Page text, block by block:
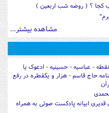
کجا ؟ ( روضه شب اربعین )
مشاهده بیشتر...
نقطه - عباسیه - حسینیه - ادعوک یا
حاج قاسم - هزار و یکقطره در رفع
ابیانه پادکست صوتی به همراه